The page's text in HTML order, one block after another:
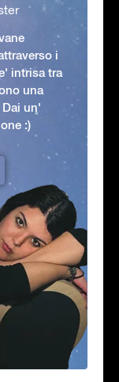
i
intrisa tra
una
un'
:)